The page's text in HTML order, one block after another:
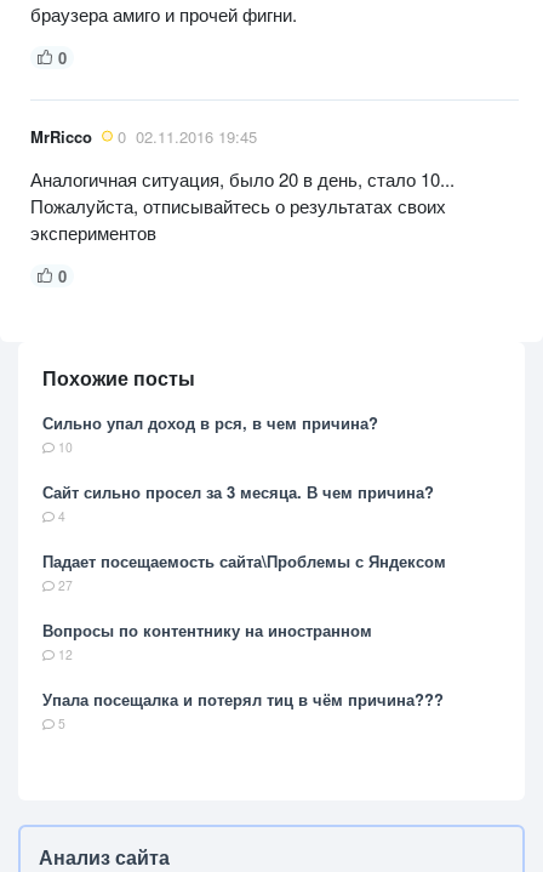
браузера амиго и прочей фигни.
0
MrRicco 0 02.11.2016 19:45
Аналогичная ситуация, было 20 в день, стало 10...
Пожалуйста, отписывайтесь о результатах своих
экспериментов
0
Похожие посты
Сильно упал доход в рся, в чем причина?
10
Сайт сильно просел за 3 месяца. В чем причина?
4
Падает посещаемость сайта\Проблемы с Яндексом
27
Вопросы по контентнику на иностранном
12
Упала посещалка и потерял тиц в чём причина???
5
Анализ сайта